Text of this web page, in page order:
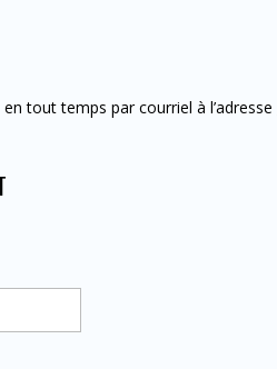
tout temps par courriel à l’adresse